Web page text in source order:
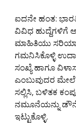
ಐದನೇ ಹಂತ:
ವಿವಿಧ ಹುದ್ದೆಗಳಿಗೆ
ಮಾಹಿತಿಯು
ಗಮನಿಸಿಕೊಳ್ಳಿ
ಸಂಖ್ಯೆ ಹಾಗೂ
ಎಂಬುವುದರ
ಸಲ್ಲಿಸಿ, ಬಳಿತಕ
ನಮೂನೆಯನ್ನು
ಇಟ್ಟುಕೊಳ್ಳಿ.